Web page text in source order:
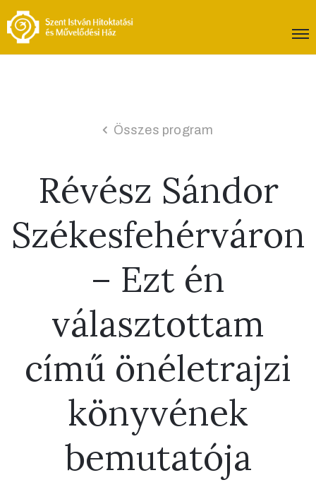
Összes program
Révész Sándor
Székesfehérváron
– Ezt én
választottam
című önéletrajzi
könyvének
bemutatója